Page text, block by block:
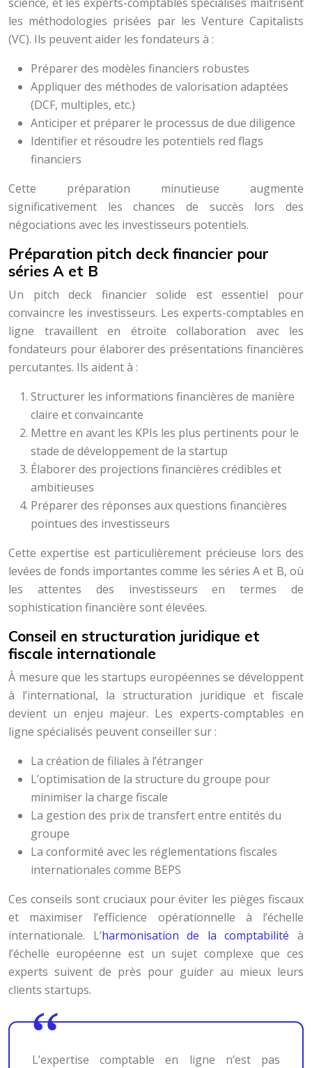
les méthodologies prisées par les Venture Capitalists
(VC). Ils peuvent aider les fondateurs à :
Préparer des modèles financiers robustes
Appliquer des méthodes de valorisation adaptées
(DCF, multiples, etc.)
Anticiper et préparer le processus de due diligence
Identifier et résoudre les potentiels red flags
financiers
Cette préparation minutieuse augmente
significativement les chances de succès lors des
négociations avec les investisseurs potentiels.
Préparation pitch deck financier pour
séries A et B
Un pitch deck financier solide est essentiel pour
convaincre les investisseurs. Les experts-comptables en
ligne travaillent en étroite collaboration avec les
fondateurs pour élaborer des présentations financières
percutantes. Ils aident à :
Structurer les informations financières de manière
claire et convaincante
Mettre en avant les KPIs les plus pertinents pour le
stade de développement de la startup
Élaborer des projections financières crédibles et
ambitieuses
Préparer des réponses aux questions financières
pointues des investisseurs
Cette expertise est particulièrement précieuse lors des
levées de fonds importantes comme les séries A et B, où
les attentes des investisseurs en termes de
sophistication financière sont élevées.
Conseil en structuration juridique et
fiscale internationale
À mesure que les startups européennes se développent
à l’international, la structuration juridique et fiscale
devient un enjeu majeur. Les experts-comptables en
ligne spécialisés peuvent conseiller sur :
La création de filiales à l’étranger
L’optimisation de la structure du groupe pour
minimiser la charge fiscale
La gestion des prix de transfert entre entités du
groupe
La conformité avec les réglementations fiscales
internationales comme BEPS
Ces conseils sont cruciaux pour éviter les pièges fiscaux
et maximiser l’efficience opérationnelle à l’échelle
internationale. L’harmonisation de la comptabilitéà
l’échelle européenne est un sujet complexe que ces
experts suivent de près pour guider au mieux leurs
clients startups.
L’expertise comptable en ligne n’est pas